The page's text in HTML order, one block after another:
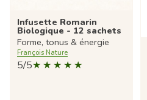
Infusette Romarin
Biologique - 12 sachets
Forme, tonus & énergie
François Nature
5/5